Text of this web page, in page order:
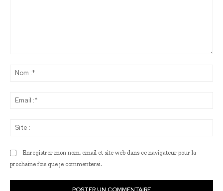
Enregistrer mon nom, email et site web dans ce navigateur pour la
prochaine fois que je commenterai.